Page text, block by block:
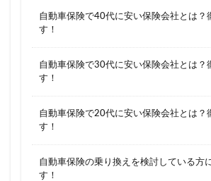
自動車保険で40代に安い保険会社とは？
す！
自動車保険で30代に安い保険会社とは？
す！
自動車保険で20代に安い保険会社とは？
す！
自動車保険の乗り換えを検討している方
す！